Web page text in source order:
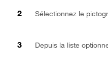
Sélectionnez le
Depuis la liste